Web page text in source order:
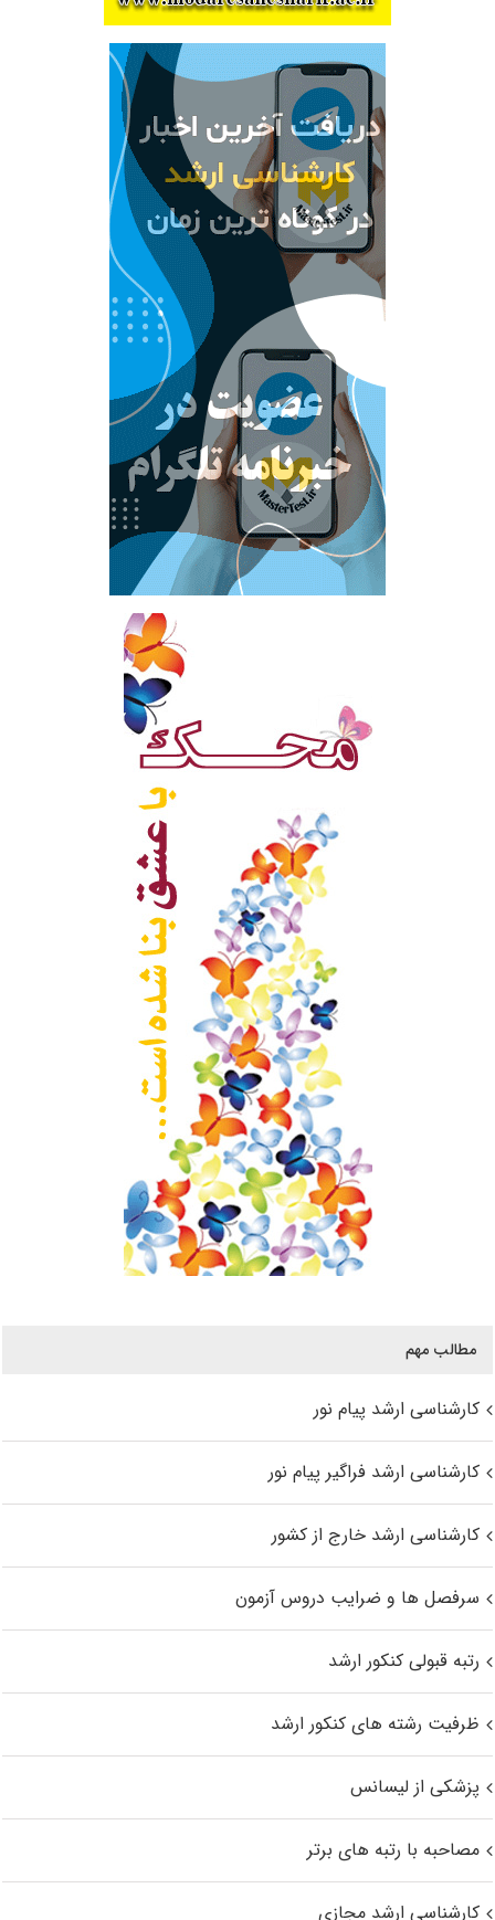
مطالب مهم
کارشناسی ارشد پیام نور
کارشناسی ارشد فراگیر پیام نور
کارشناسی ارشد خارج از کشور
سرفصل ها و ضرایب دروس آزمون
رتبه قبولی کنکور ارشد
ظرفیت رشته های کنکور ارشد
پزشکی از لیسانس
مصاحبه با رتبه های برتر
کارشناسی ارشد مجازی